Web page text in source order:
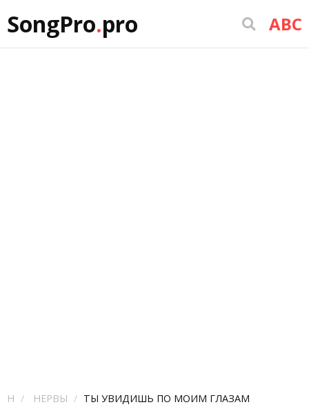
SongPro.pro ABC
Н НЕРВЫ ТЫ УВИДИШЬ ПО МОИМ ГЛАЗАМ